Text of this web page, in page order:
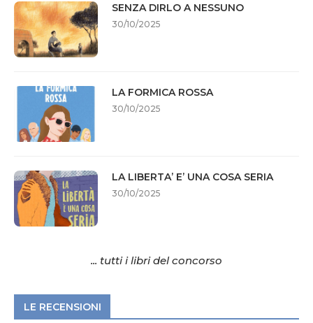
SENZA DIRLO A NESSUNO
30/10/2025
LA FORMICA ROSSA
30/10/2025
LA LIBERTA’ E’ UNA COSA SERIA
30/10/2025
... tutti i libri del concorso
LE RECENSIONI